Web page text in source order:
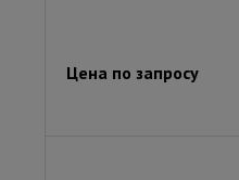
Цена по запросу